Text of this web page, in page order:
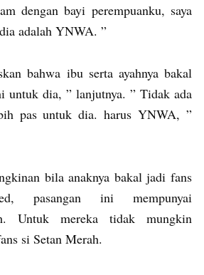
dengan bayi perempuanku, saya
adalah YNWA. ”
bahwa ibu serta ayahnya bakal
untuk dia, ” lanjutnya. ” Tidak ada
pas untuk dia. harus YNWA, ”
bila anaknya bakal jadi fans
pasangan ini mempunyai
Untuk mereka tidak mungkin
si Setan Merah.